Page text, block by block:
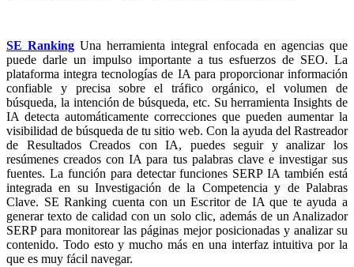
SE Ranking Una herramienta integral enfocada en agencias que
puede darle un impulso importante a tus esfuerzos de SEO. La
plataforma integra tecnologías de IA para proporcionar información
confiable y precisa sobre el tráfico orgánico, el volumen de
búsqueda, la intención de búsqueda, etc. Su herramienta Insights de
IA detecta automáticamente correcciones que pueden aumentar la
visibilidad de búsqueda de tu sitio web. Con la ayuda del Rastreador
de Resultados Creados con IA, puedes seguir y analizar los
resúmenes creados con IA para tus palabras clave e investigar sus
fuentes. La función para detectar funciones SERP IA también está
integrada en su Investigación de la Competencia y de Palabras
Clave. SE Ranking cuenta con un Escritor de IA que te ayuda a
generar texto de calidad con un solo clic, además de un Analizador
SERP para monitorear las páginas mejor posicionadas y analizar su
contenido. Todo esto y mucho más en una interfaz intuitiva por la
que es muy fácil navegar.